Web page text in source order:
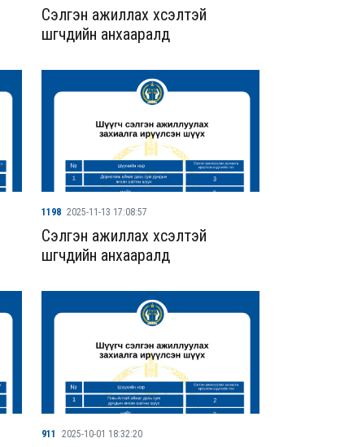
Сэлгэн ажиллах хүсэлтэй
шүүгчдийн анхааралд
1198 2025-11-13 17:08:57
Сэлгэн ажиллах хүсэлтэй
шүүгчдийн анхааралд
911 2025-10-01 18:32:20